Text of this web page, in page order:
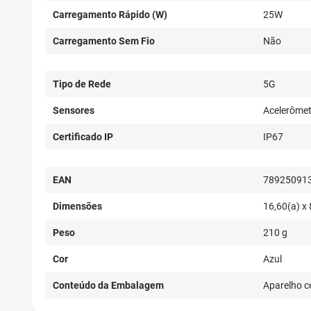
Carregamento Rápido (W) 25W
Carregamento Sem Fio Não
Tipo de Rede 5G
Sensores
Certificado IP IP67
EAN
Dimensões 16,60(a) x
Peso 210 g
Cor Azul
Conteúdo da Embalagem Aparelho